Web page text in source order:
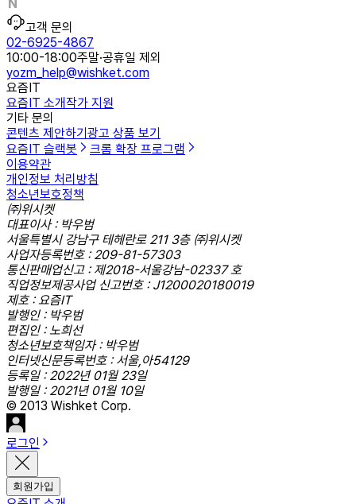
고객 문의
02-6925-4867
10:00-18:00주말·공휴일 제외
yozm_help@wishket.com
요즘IT
요즘IT 소개작가 지원
기타 문의
콘텐츠 제안하기 광고 상품 보기
요즘IT 슬랙봇
크롬 확장 프로그램
이용약관
개인정보 처리방침
청소년보호정책
㈜위시켓
대표이사 : 박우범
서울특별시 강남구 테헤란로 211 3층 ㈜위시켓
사업자등록번호 : 209-81-57303
통신판매업신고 : 제2018-서울강남-02337 호
직업정보제공사업 신고번호 : J1200020180019
제호 : 요즘IT
발행인 : 박우범
편집인 : 노희선
청소년보호책임자 : 박우범
인터넷신문등록번호 : 서울,아54129
등록일 : 2022년 01월 23일
발행일 : 2021년 01월 10일
© 2013 Wishket Corp.
로그인
회원가입